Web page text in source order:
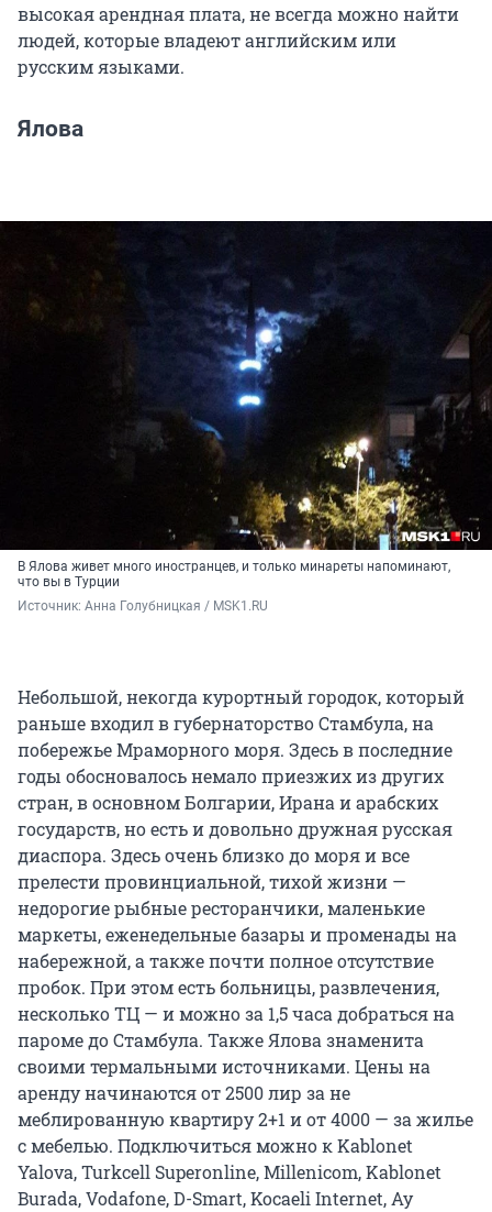
высокая арендная плата, не всегда можно найти
людей, которые владеют английским или
русским языками.
Ялова
В Ялова живет много иностранцев, и только минареты напоминают,
что вы в Турции
Источник: Анна Голубницкая / MSK1.RU
Небольшой, некогда курортный городок, который
раньше входил в губернаторство Стамбула, на
побережье Мраморного моря. Здесь в последние
годы обосновалось немало приезжих из других
стран, в основном Болгарии, Ирана и арабских
государств, но есть и довольно дружная русская
диаспора. Здесь очень близко до моря и все
прелести провинциальной, тихой жизни —
недорогие рыбные ресторанчики, маленькие
маркеты, еженедельные базары и променады на
набережной, а также почти полное отсутствие
пробок. При этом есть больницы, развлечения,
несколько ТЦ — и можно за 1,5 часа добраться на
пароме до Стамбула. Также Ялова знаменита
своими термальными источниками. Цены на
аренду начинаются от 2500 лир за не
меблированную квартиру 2+1 и от 4000 — за жилье
с мебелью. Подключиться можно к Kablonet
Yalova, Turkcell Superonline, Millenicom, Kablonet
Burada, Vodafone, D-Smart, Kocaeli Internet, Ay